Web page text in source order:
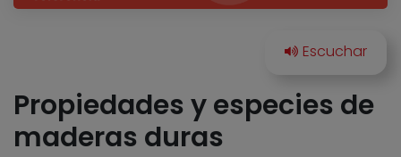
Propiedades y especies de
maderas duras